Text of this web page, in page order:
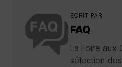
ÉCRIT PAR
FAQ
La Foire aux
sélection